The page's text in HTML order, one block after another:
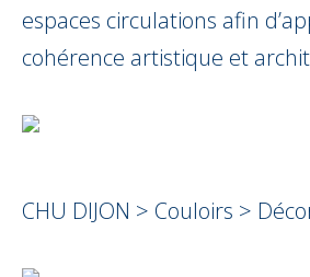
espaces circulations afin
cohérence artistique et
CHU DIJON > Couloirs >